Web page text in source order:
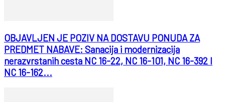
OBJAVLJEN JE POZIV NA DOSTAVU PONUDA ZA
PREDMET NABAVE: Sanacija i modernizacija
nerazvrstanih cesta NC 16-22, NC 16-101, NC 16-392 I
NC 16-162...